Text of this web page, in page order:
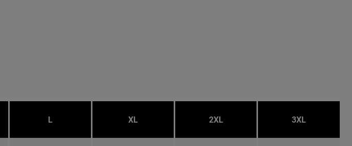
L XL 2XL 3XL